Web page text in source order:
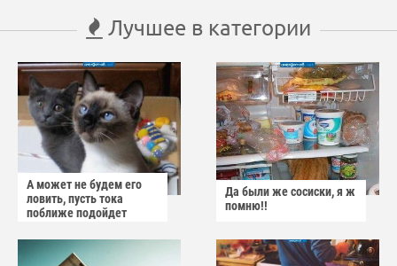
Лучшее в категории
А может не будем его
ловить, пусть тока
поближе подойдет
Да были же сосиски, я ж
помню!!